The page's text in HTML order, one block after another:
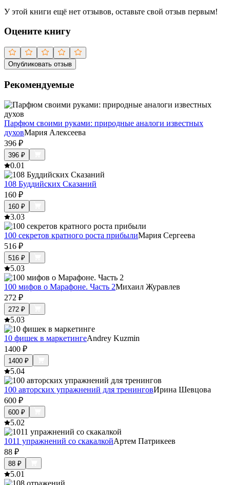
У этой книги ещё нет отзывов, оставьте свой отзыв первым!
Оцените книгу
Опубликовать отзыв
Рекомендуемые
Парфюм своими руками: природные аналоги известных
духовМария Алексеева
396 ₽
396 ₽
0.01
108 Буддийских Сказаний
160 ₽
160 ₽
3.03
100 секретов кратного роста прибылиМария Сергеева
516 ₽
516 ₽
5.03
100 мифов о Марафоне. Часть 2Михаил Журавлев
272 ₽
272 ₽
5.03
10 фишек в маркетингеAndrey Kuzmin
1400 ₽
1400 ₽
5.04
100 авторских упражнений для тренинговИрина Шевцова
600 ₽
600 ₽
5.02
1011 упражнений со скакалкойАртем Патрикеев
88 ₽
88 ₽
5.01